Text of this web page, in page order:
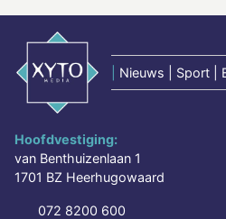
Nieuws | Sport |
Hoofdvestiging:
van Benthuizenlaan 1
1701 BZ Heerhugowaard
072 8200 600